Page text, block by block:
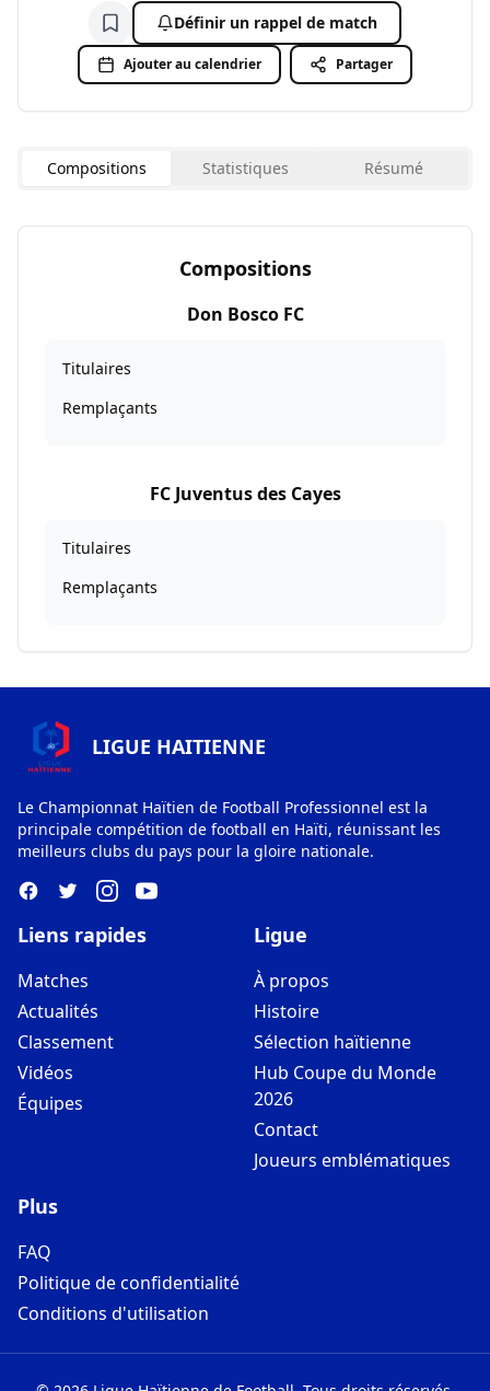
Ajouter à la liste de suivi
Définir un rappel de match
Ajouter au calendrier Partager
Compositions Statistiques Résumé
Compositions
Don Bosco FC
Titulaires
Remplaçants
FC Juventus des Cayes
Titulaires
Remplaçants
LIGUE HAITIENNE
Le Championnat Haïtien de Football Professionnel est la
principale compétition de football en Haïti, réunissant les
meilleurs clubs du pays pour la gloire nationale.
Liens rapides
Matches
Actualités
Classement
Vidéos
Équipes
Ligue
À propos
Histoire
Sélection haïtienne
Hub Coupe du Monde
2026
Contact
Joueurs emblématiques
Plus
FAQ
Politique de confidentialité
Conditions d'utilisation